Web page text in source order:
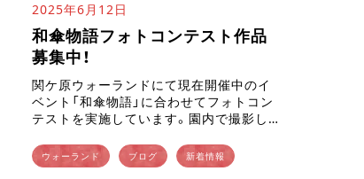
2025年6月12日
和傘物語フォトコンテスト作品
募集中！
関ケ原ウォーランドにて現在開催中のイ
ベント「和傘物語」に合わせてフォトコン
テストを実施しています。園内で撮影した
のハッシュタグ #関ヶ原和傘物語2025 を
付けて投稿するだけで […]
ウォーランド ブログ 新着情報